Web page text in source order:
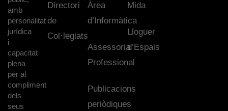
amb
personalitat
jurídica
i
capacitat
plena
per al
compliment
dels
seus
Directori
de
Col·legiats
Àrea
d’Informàtica
Assessoria
Professional
Publicacions
periòdiques
Mida
Lloguer
d’Espais